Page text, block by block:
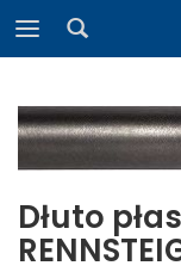
Dłuto